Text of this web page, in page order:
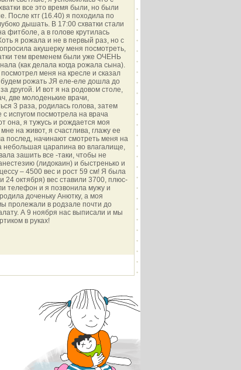
все это время были, но были
После ктг (16.40) я походила по
дышать. В 17:00 схватки стали
фитболе, а в голове крутилась
я рожала и не в первый раз, но с
акушерку меня посмотреть,
тем временем были уже ОЧЕНЬ
(как делала когда рожала сына).
меня на кресле и сказал
рожать JЯ еле-еле дошла до
другой. И вот я на родовом столе,
две молоденькие врачи,
3 раза, родилась голова, затем
испугом посмотрела на врача
она, я тужусь и рождается моя
на живот, я счастлива, глажу ее
послед, начинают смотреть меня на
небольшая царапина во влагалище,
зашить все -таки, чтобы не
(лидокаин) и быстренько и
– 4500 вес и рост 59 см! Я была
24 октября) вес ставили 3700, плюс-
телефон и я позвонила мужу и
доченьку Анютку, а моя
пролежали в родзале почти до
А 9 ноября нас выписали и мы
в руках!